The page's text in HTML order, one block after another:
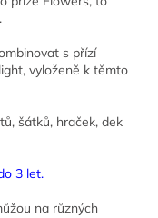
s přízí
vyloženě k těmto
šátků, hraček, dek
3 let.
na různých